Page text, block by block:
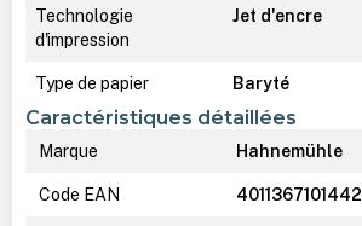
Technologie
d'impression
Jet d'encre
Type de papier Baryté
Caractéristiques détaillées
Marque Hahnemühle
Code EAN 4011367101442